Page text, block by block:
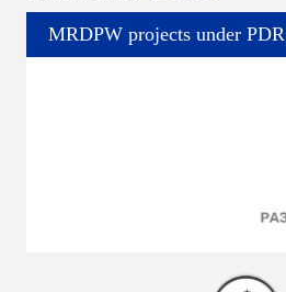
MRDPW projects under PDR